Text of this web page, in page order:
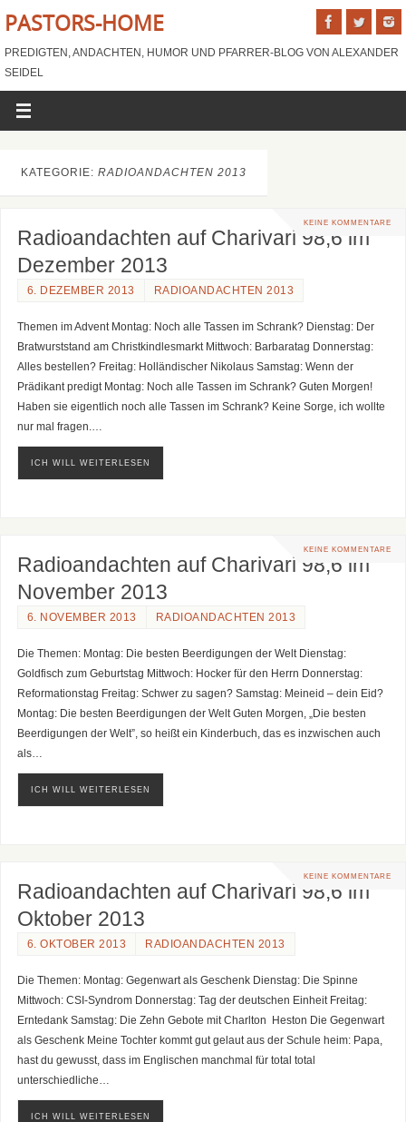
PASTORS-HOME
PREDIGTEN, ANDACHTEN, HUMOR UND PFARRER-BLOG VON ALEXANDER
SEIDEL
KATEGORIE: RADIOANDACHTEN 2013
KEINE KOMMENTARE
Radioandachten auf Charivari 98,6 im
Dezember 2013
6. DEZEMBER 2013 RADIOANDACHTEN 2013
Themen im Advent Montag: Noch alle Tassen im Schrank? Dienstag: Der
Bratwurststand am Christkindlesmarkt Mittwoch: Barbaratag Donnerstag:
Alles bestellen? Freitag: Holländischer Nikolaus Samstag: Wenn der
Prädikant predigt Montag: Noch alle Tassen im Schrank? Guten Morgen!
Haben sie eigentlich noch alle Tassen im Schrank? Keine Sorge, ich wollte
nur mal fragen.…
ICH WILL WEITERLESEN
KEINE KOMMENTARE
Radioandachten auf Charivari 98,6 im
November 2013
6. NOVEMBER 2013 RADIOANDACHTEN 2013
Die Themen: Montag: Die besten Beerdigungen der Welt Dienstag:
Goldfisch zum Geburtstag Mittwoch: Hocker für den Herrn Donnerstag:
Reformationstag Freitag: Schwer zu sagen? Samstag: Meineid – dein Eid?
Montag: Die besten Beerdigungen der Welt Guten Morgen, „Die besten
Beerdigungen der Welt”, so heißt ein Kinderbuch, das es inzwischen auch
als…
ICH WILL WEITERLESEN
KEINE KOMMENTARE
Radioandachten auf Charivari 98,6 im
Oktober 2013
6. OKTOBER 2013 RADIOANDACHTEN 2013
Die Themen: Montag: Gegenwart als Geschenk Dienstag: Die Spinne
Mittwoch: CSI-Syndrom Donnerstag: Tag der deutschen Einheit Freitag:
Erntedank Samstag: Die Zehn Gebote mit Charlton Heston Die Gegenwart
als Geschenk Meine Tochter kommt gut gelaut aus der Schule heim: Papa,
hast du gewusst, dass im Englischen manchmal für total total
unterschiedliche…
ICH WILL WEITERLESEN